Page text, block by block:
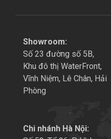
Showroom:
Số 23 đường số 5B,
Khu đô thị WaterFront,
Vĩnh Niệm, Lê Chân, Hải
Phòng
Chi nhánh Hà Nội: